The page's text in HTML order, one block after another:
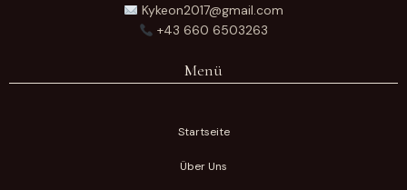
Kykeon2017@gmail.com
+43 660 6503263
Menü
Startseite
Über Uns